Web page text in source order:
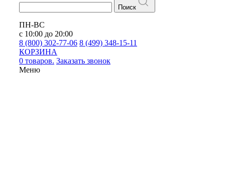
Поиск
ПН-ВС
с 10:00 до 20:00
8 (800) 302-77-06 8 (499) 348-15-11
КОРЗИНА
0 товаров. Заказать звонок
Меню